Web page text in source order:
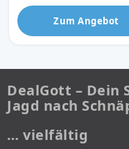
Zum Angebot
DealGott – Dein
Jagd nach
… vielfältig